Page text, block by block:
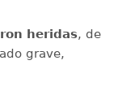
heridas, de
grave,